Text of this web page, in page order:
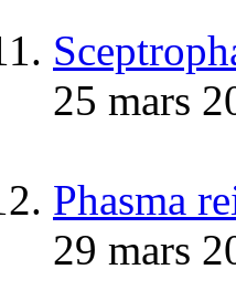
25 mars
Phasma
29 mars